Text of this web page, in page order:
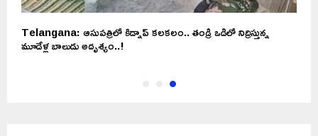
Telangana: ఆసుపత్రిలో కిడ్నాప్ కలకలం.. తండ్రి ఒడిలో నిద్రిస్తున్న
మూడేళ్ల బాలుడు అదృశ్యం..!